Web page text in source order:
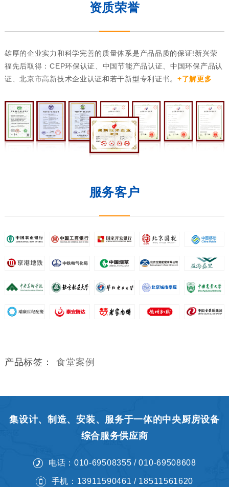
资质荣誉
雄厚的企业实力和科学完善的质量体系是产品品质的保证!新兴荣
福先后取得：CEP环保认证、中国节能产品认证、中国环保产品认
证、北京市高新技术企业认证和若干新型专利证书。+了解更多
服务客户
产品标签： 食堂案例
集设计、制造、安装、服务于一体的中央厨房设备
综合服务供应商
电话：010-69508355 / 010-69508608
手机：13911590461 / 18511561620